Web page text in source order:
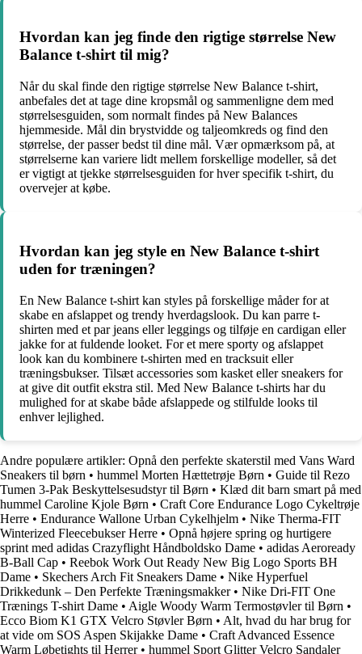
Hvordan kan jeg finde den rigtige størrelse New
Balance t-shirt til mig?
Når du skal finde den rigtige størrelse New Balance t-shirt,
anbefales det at tage dine kropsmål og sammenligne dem med
størrelsesguiden, som normalt findes på New Balances
hjemmeside. Mål din brystvidde og taljeomkreds og find den
størrelse, der passer bedst til dine mål. Vær opmærksom på, at
størrelserne kan variere lidt mellem forskellige modeller, så det
er vigtigt at tjekke størrelsesguiden for hver specifik t-shirt, du
overvejer at købe.
Hvordan kan jeg style en New Balance t-shirt
uden for træningen?
En New Balance t-shirt kan styles på forskellige måder for at
skabe en afslappet og trendy hverdagslook. Du kan parre t-
shirten med et par jeans eller leggings og tilføje en cardigan eller
jakke for at fuldende looket. For et mere sporty og afslappet
look kan du kombinere t-shirten med en tracksuit eller
træningsbukser. Tilsæt accessories som kasket eller sneakers for
at give dit outfit ekstra stil. Med New Balance t-shirts har du
mulighed for at skabe både afslappede og stilfulde looks til
enhver lejlighed.
Andre populære artikler: Opnå den perfekte skaterstil med Vans Ward
Sneakers til børn • hummel Morten Hættetrøje Børn • Guide til Rezo
Tumen 3-Pak Beskyttelsesudstyr til Børn • Klæd dit barn smart på med
hummel Caroline Kjole Børn • Craft Core Endurance Logo Cykeltrøje
Herre • Endurance Wallone Urban Cykelhjelm • Nike Therma-FIT
Winterized Fleecebukser Herre • Opnå højere spring og hurtigere
sprint med adidas Crazyflight Håndboldsko Dame • adidas Aeroready
B-Ball Cap • Reebok Work Out Ready New Big Logo Sports BH
Dame • Skechers Arch Fit Sneakers Dame • Nike Hyperfuel
Drikkedunk – Den Perfekte Træningsmakker• Nike Dri-FIT One
Trænings T-shirt Dame • Aigle Woody Warm Termostøvler til Børn •
Ecco Biom K1 GTX Velcro Støvler Børn • Alt, hvad du har brug for
at vide om SOS Aspen Skijakke Dame • Craft Advanced Essence
Warm Løbetights til Herrer• hummel Sport Glitter Velcro Sandaler